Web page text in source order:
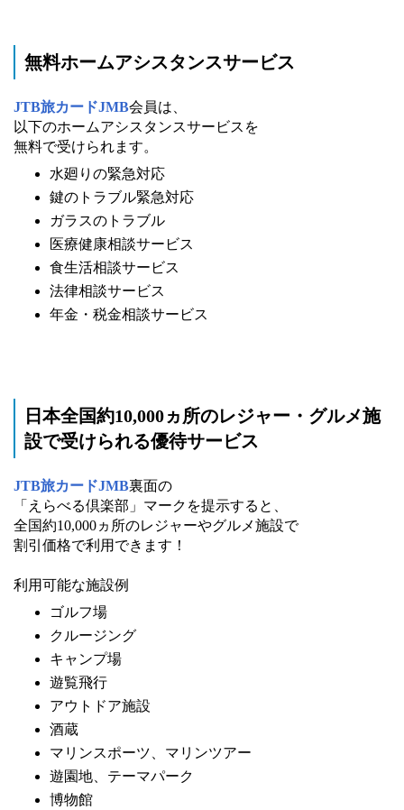
無料ホームアシスタンスサービス
JTB旅カードJMB会員は、
以下のホームアシスタンスサービスを
無料で受けられます。
水廻りの緊急対応
鍵のトラブル緊急対応
ガラスのトラブル
医療健康相談サービス
食生活相談サービス
法律相談サービス
年金・税金相談サービス
日本全国約10,000ヵ所のレジャー・グルメ施
設で受けられる優待サービス
JTB旅カードJMB裏面の
「えらべる倶楽部」マークを提示すると、
全国約10,000ヵ所のレジャーやグルメ施設で
割引価格で利用できます！
利用可能な施設例
ゴルフ場
クルージング
キャンプ場
遊覧飛行
アウトドア施設
酒蔵
マリンスポーツ、マリンツアー
遊園地、テーマパーク
博物館